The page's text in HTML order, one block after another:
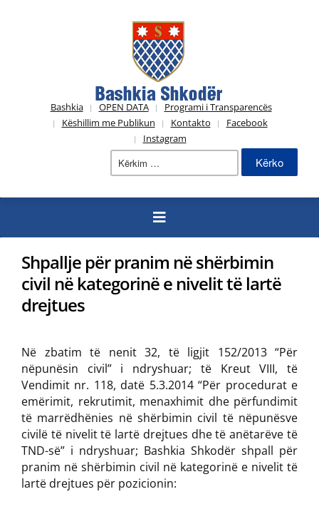
Bashkia OPEN DATA
Programi i Transparencës
Këshillim me Publikun
Kontakto
Facebook
Instagram
Kërko
Shpallje për pranim në shërbimin
civil në kategorinë e nivelit të lartë
drejtues
Në zbatim të nenit 32, të ligjit 152/2013 “Për
nëpunësin civil” i ndryshuar; të Kreut VIII, të
Vendimit nr. 118, datë 5.3.2014 “Për procedurat e
emërimit, rekrutimit, menaxhimit dhe përfundimit
të marrëdhënies në shërbimin civil të nëpunësve
civilë të nivelit të lartë drejtues dhe të anëtarëve të
TND-së” i ndryshuar; Bashkia Shkodër shpall për
pranim në shërbimin civil në kategorinë e nivelit të
lartë drejtues për pozicionin: